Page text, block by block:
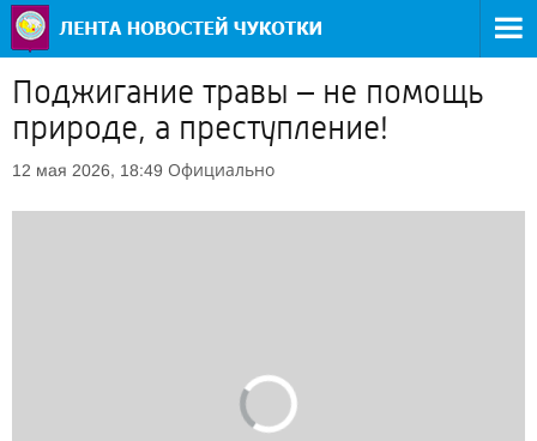
Поджигание травы – не помощь
природе, а преступление!
12 мая 2026, 18:49 Официально